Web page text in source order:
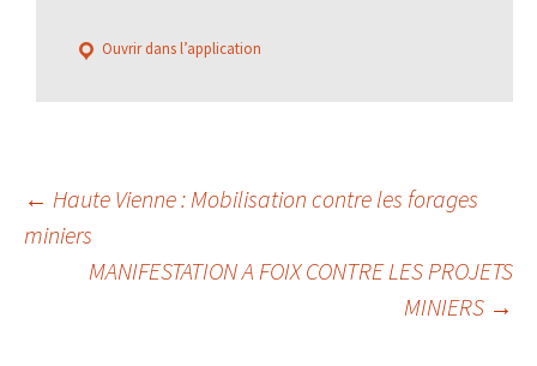
Ouvrir dans l’application
Navigation
des
← Haute Vienne : Mobilisation contre les forages
miniers
MANIFESTATION A FOIX CONTRE LES PROJETS
MINIERS →